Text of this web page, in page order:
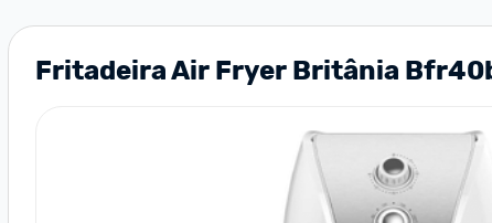
Fritadeira Air Fryer Britânia